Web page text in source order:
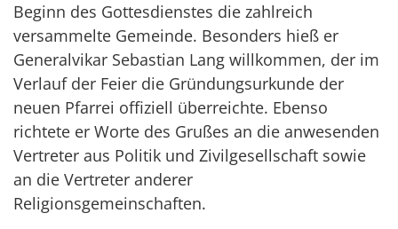
Beginn des Gottesdienstes die zahlreich
versammelte Gemeinde. Besonders hieß er
Generalvikar Sebastian Lang willkommen, der im
Verlauf der Feier die Gründungsurkunde der
neuen Pfarrei offiziell überreichte. Ebenso
richtete er Worte des Grußes an die anwesenden
Vertreter aus Politik und Zivilgesellschaft sowie
an die Vertreter anderer
Religionsgemeinschaften.